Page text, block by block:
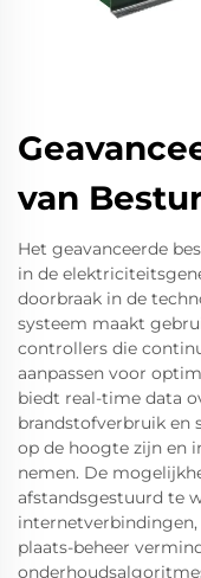
van
Het geavanceerde
in de
doorbraak in de
systeem maakt
controllers die
aanpassen voor
biedt real-time data
brandstofverbruik en
op de hoogte zijn en
nemen. De
afstandsgestuurd te
plaats-beheer